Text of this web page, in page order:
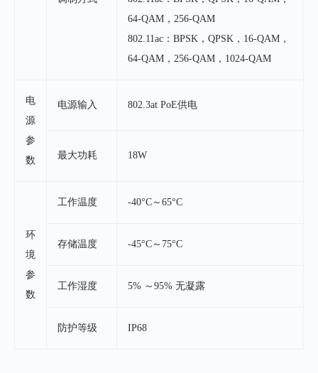
64-QAM，256-QAM
802.11ac：BPSK，QPSK，16-QAM，
64-QAM，256-QAM，1024-QAM
电
源
参
数
电源输入 802.3at PoE供电
最大功耗 18W
环
境
参
数
工作温度 -40°C～65°C
存储温度 -45°C～75°C
工作湿度 5% ～95% 无凝露
防护等级 IP68